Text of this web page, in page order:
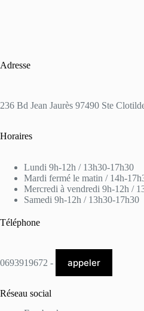
Adresse
236 Bd Jean Jaurès 97490 Ste
Horaires
Lundi 9h-12h / 13h30-17h30
Mardi fermé le matin / 14h-
Mercredi à vendredi 9h-12h /
Samedi 9h-12h / 13h30-17h30
Téléphone
0693919672 - appeler
Réseau social